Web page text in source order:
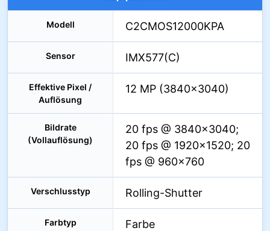
Modell C2CMOS12000KPA
Sensor IMX577(C)
Effektive Pixel /
Auflösung
12 MP (3840×3040)
Bildrate
(Vollauflösung)
20 fps @ 3840×3040;
20 fps @ 1920×1520; 20
fps @ 960×760
Verschlusstyp Rolling-Shutter
Farbtyp Farbe